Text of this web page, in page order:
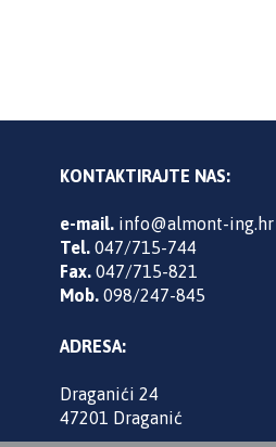
KONTAKTIRAJTE NAS:
e-mail. info@almont-ing.hr
Tel. 047/715-744
Fax. 047/715-821
Mob. 098/247-845
ADRESA:
Draganići 24
47201 Draganić